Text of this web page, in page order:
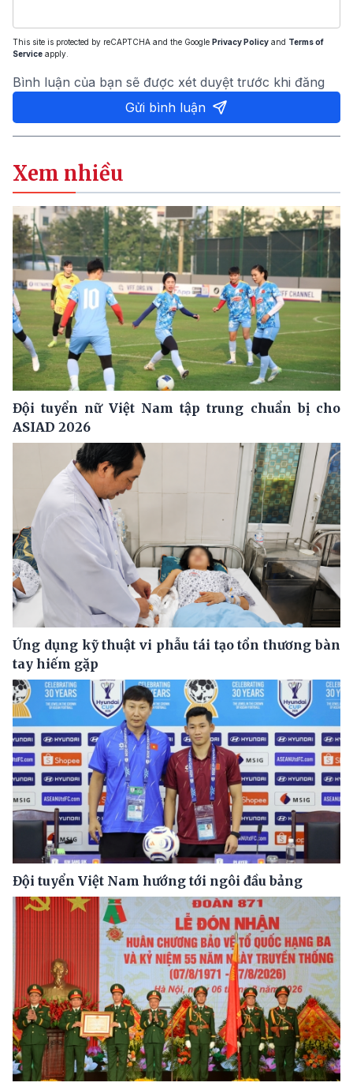
This site is protected by reCAPTCHA and the Google Privacy Policy and Terms of
Service apply.
Bình luận của bạn sẽ được xét duyệt trước khi đăng
Gửi bình luận
Xem nhiều
Đội tuyển nữ Việt Nam tập trung chuẩn bị cho
ASIAD 2026
Ứng dụng kỹ thuật vi phẫu tái tạo tổn thương bàn
tay hiếm gặp
Đội tuyển Việt Nam hướng tới ngôi đầu bảng